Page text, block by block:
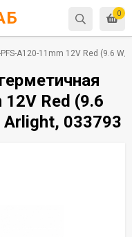
0
A120-11mm 12V Red (9.6
12V Red (9.6
033793